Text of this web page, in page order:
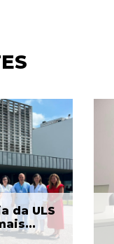
da ULS
o Dia
com